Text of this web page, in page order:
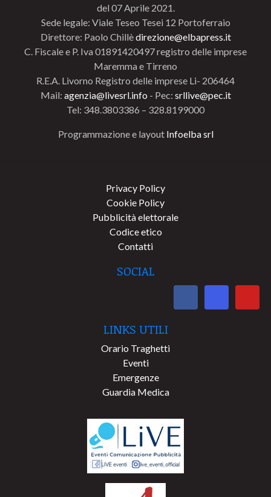
del 07 Aprile 2021.
Sede legale: Viale Teseo Tesei 12 Portoferraio
Direttore: Paolo Chillèdirezione@elbapress.it
C. Fiscale e P. Iva 01891420497 registro delle imprese
Maremma e Tirreno
R.E.A. Livorno Registro delle imprese Li- 206464
Mail: agenzia@livesrl.info - Pec: srllive@pec.it
Tel: 348.3803386 – 328.8199000
Programmazione e layout Infoelba srl
Privacy Policy
Cookie Policy
Pubblicità elettorale
Codice etico
Contatti
SOCIAL
LINKS UTILI
Orario Traghetti
Eventi
Emergenze
Guardia Medica